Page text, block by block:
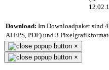
Download: Im Downloadpaket sind
AI EPS, PDF) und 3
×
×